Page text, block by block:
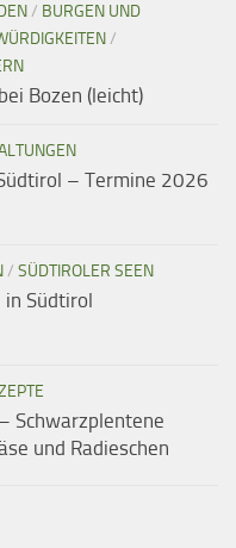
/ BURGEN UND
/
Bozen (leicht)
– Termine 2026
/ SÜDTIROLER SEEN
in Südtirol
Schwarzplentene
und Radieschen